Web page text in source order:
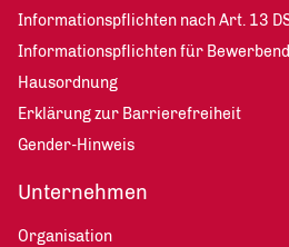
Informationspflichten nach Art. 13
Informationspflichten für
Hausordnung
Erklärung zur Barrierefreiheit
Gender-Hinweis
Unternehmen
Organisation